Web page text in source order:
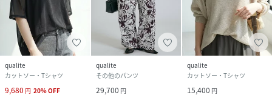
qualite
カットソー・Tシャツ
9,680 円 20%OFF
qualite
その他のパンツ
29,700 円
qualite
カットソー・Tシャツ
15,400 円